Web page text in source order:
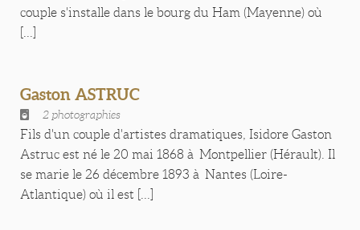
couple s'installe dans le bourg du Ham (Mayenne) où
Gaston ASTRUC
2 photographies
Fils d'un couple d'artistes dramatiques, Isidore Gaston
Astruc est né le 20 mai 1868 à Montpellier (Hérault). Il
se marie le 26 décembre 1893 à Nantes (Loire-
Atlantique) où il est [...]